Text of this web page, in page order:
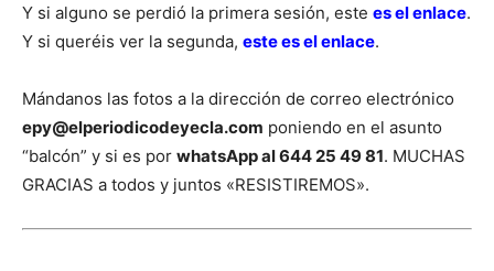
Y si alguno se perdió la primera sesión, este es el enlace.
Y si queréis ver la segunda, este es el enlace.
Mándanos las fotos a la dirección de correo electrónico
epy@elperiodicodeyecla.com poniendo en el asunto
“balcón” y si es por whatsApp al 644 25 49 81. MUCHAS
GRACIAS a todos y juntos «RESISTIREMOS».